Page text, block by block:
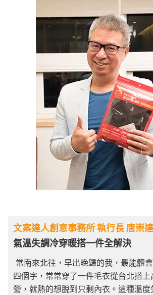
文案達人創意事務所 執行長 唐崇達
氣溫失調冷穿暖搭一件全解決
常南來北往，早出晚歸的我，最能體
四個字，常常穿了一件毛衣從台北搭上
營，就熱的想脫到只剩內衣。這種溫度